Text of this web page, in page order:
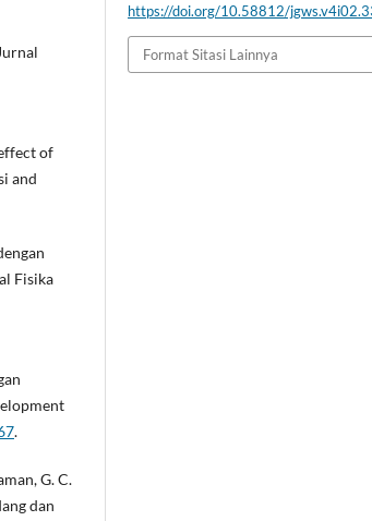
of
and
Fisika
.
G. C.
dan
https://doi.org/10.58812/
Format Sitasi Lainnya